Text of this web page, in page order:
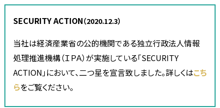
SECURITY ACTION（2020.12.3）
当社は経済産業省の公的機関である独立行政法人情報
処理推進機構（ＩＰＡ）が実施している「SECURITY
ACTION」において、二つ星を宣言致しました。詳しくはこち
らをご覧ください。